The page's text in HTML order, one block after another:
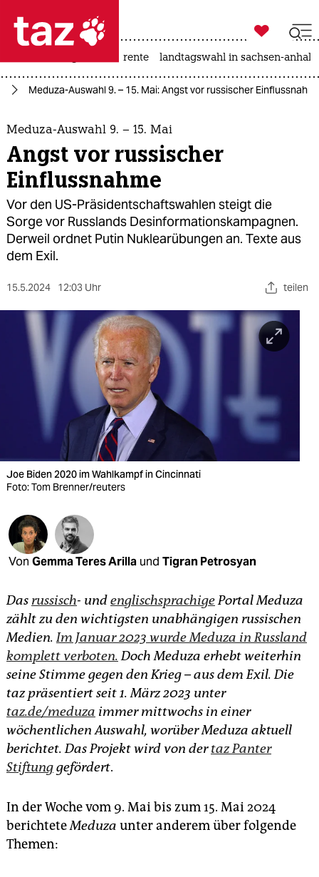
 taz zahl ich
taz zahl ich
themen
politik
öko
gesellschaft
kultur
sport
berlin
nord
wahrheit
verlag
veranstaltungen
fragen & hilfe
unterstützen
genossenschaft
epaper login

taz zahl ich
rente landtagswahl in sachsen-anhalt
Meduza-Auswahl 9. – 15. Mai: Angst vor russischer
Meduza-Auswahl 9. – 15. Mai
Angst vor russischer
Einflussnahme
Vor den US-Präsidentschaftswahlen steigt die
Sorge vor Russlands Desinformationskampagnen.
Derweil ordnet Putin Nuklearübungen an. Texte aus
dem Exil.
15.5.2024 12:03 Uhr teilen
Joe Biden 2020 im Wahlkampf in Cincinnati
Foto: Tom Brenner/reuters
Von Gemma Teres Arilla und Tigran Petrosyan
Das russisch- undenglischsprachigePortal Meduza
zählt zu den wichtigsten unabhängigen russischen
Medien.Im Januar 2023 wurde Meduza in Russland
komplett verboten.Doch Meduza erhebt weiterhin
seine Stimme gegen den Krieg – aus dem Exil. Die
taz präsentiert seit 1. März 2023 unter
taz.de/meduza immer mittwochs in einer
wöchentlichen Auswahl, worüber Meduza aktuell
berichtet. Das Projekt wird von dertaz Panter
Stiftunggefördert.
In der Woche vom 9. Mai bis zum 15. Mai 2024
berichteteMeduza unter anderem über folgende
Themen: